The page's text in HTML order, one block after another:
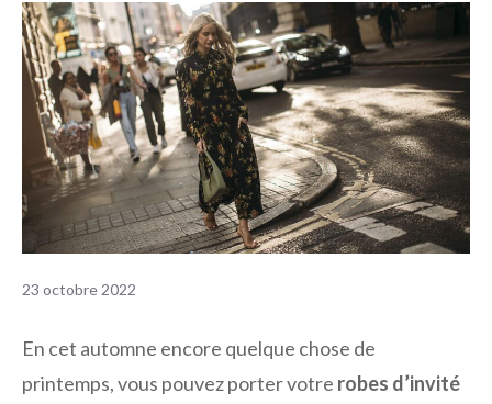
23 octobre 2022
En cet automne encore quelque chose de
printemps, vous pouvez porter votre robes d’invité